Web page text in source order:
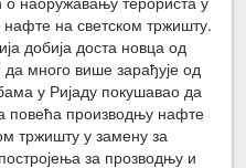
на светском тржишту.
добија доста новца од
много више зарађује од
у Ријаду покушавао да
повећа производњу нафте
тржишту у замену за
за прозводњу и